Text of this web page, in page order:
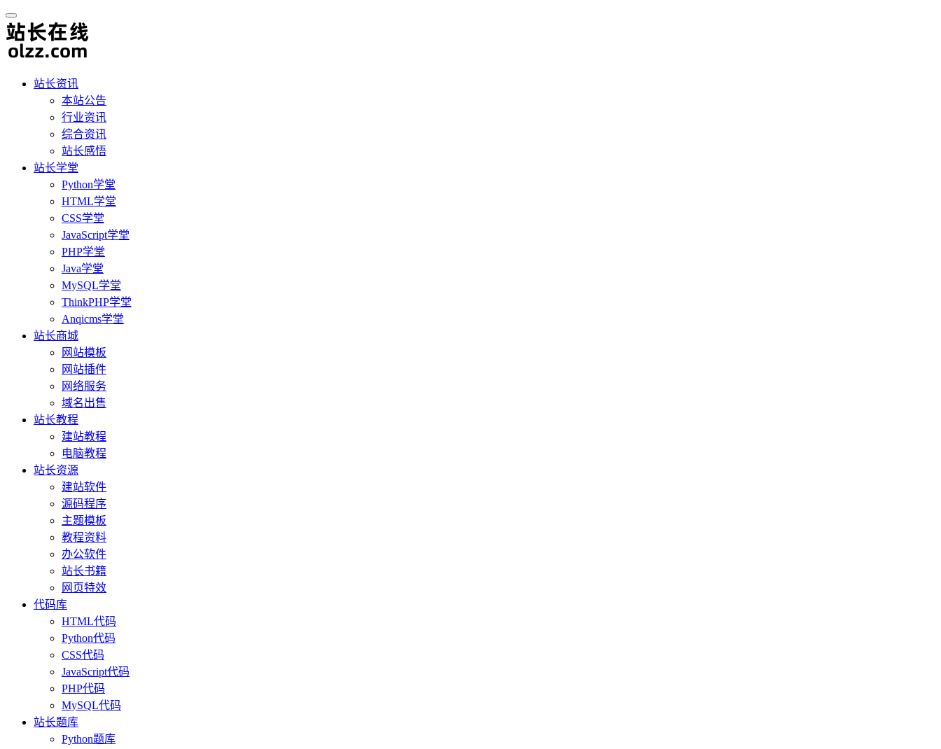
站长资讯
本站公告
行业资讯
综合资讯
站长感悟
站长学堂
Python学堂
HTML学堂
CSS学堂
JavaScript学堂
PHP学堂
Java学堂
MySQL学堂
ThinkPHP学堂
Anqicms学堂
站长商城
网站模板
网站插件
网络服务
域名出售
站长教程
建站教程
电脑教程
站长资源
建站软件
源码程序
主题模板
教程资料
办公软件
站长书籍
网页特效
代码库
HTML代码
Python代码
CSS代码
JavaScript代码
PHP代码
MySQL代码
站长题库
Python题库